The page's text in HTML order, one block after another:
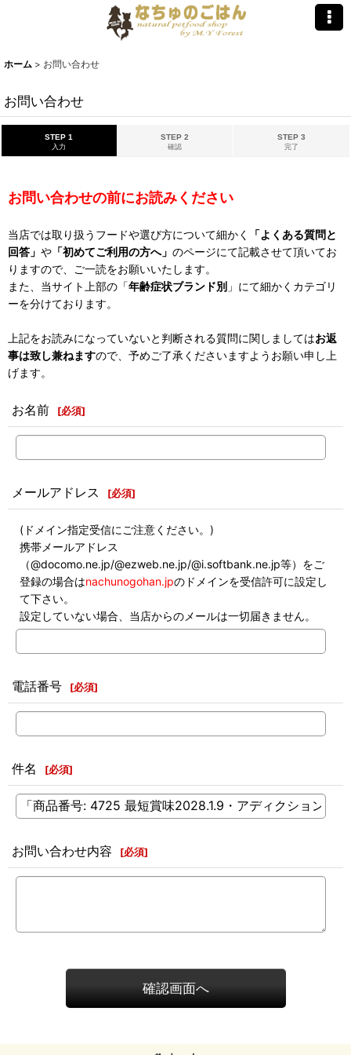
ホーム > お問い合わせ
お問い合わせ
STEP 1
入力
STEP 2
確認
STEP 3
完了
お問い合わせの前にお読みください
当店では取り扱うフードや選び方について細かく
「よくある質問と
回答」 や 「初めてご利用の方へ」 のページにて記載させて頂いてお
りますので、ご一読をお願いいたします。
また、当サイト上部の「年齢症状ブランド別 」にて細かくカテゴリ
ーを分けております。
上記をお読みになっていないと判断される質問に関しましてはお返
事は致し兼ねますので、予めご了承くださいますようお願い申し上
げます。
お名前 [必須]
メールアドレス [必須]
(ドメイン指定受信にご注意ください。)
携帯メールアドレス
（@docomo.ne.jp/@ezweb.ne.jp/@i.softbank.ne.jp等）をご
登録の場合はnachunogohan.jpのドメインを受信許可に設定し
て下さい。
設定していない場合、当店からのメールは一切届きません。
電話番号 [必須]
件名 [必須]
お問い合わせ内容 [必須]
確認画面へ